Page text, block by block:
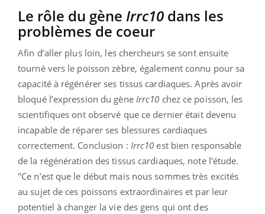
Le rôle du gène Irrc10 dans les
problèmes de coeur
Afin d’aller plus loin, les chercheurs se sont ensuite
tourné vers le poisson zèbre, également connu pour sa
capacité à régénérer ses tissus cardiaques. Après avoir
bloqué l’expression du gène Irrc10 chez ce poisson, les
scientifiques ont observé que ce dernier était devenu
incapable de réparer ses blessures cardiaques
correctement. Conclusion : Irrc10 est bien responsable
de la régénération des tissus cardiaques, note l’étude.
"Ce n’est que le début mais nous sommes très excités
au sujet de ces poissons extraordinaires et par leur
potentiel à changer la vie des gens qui ont des